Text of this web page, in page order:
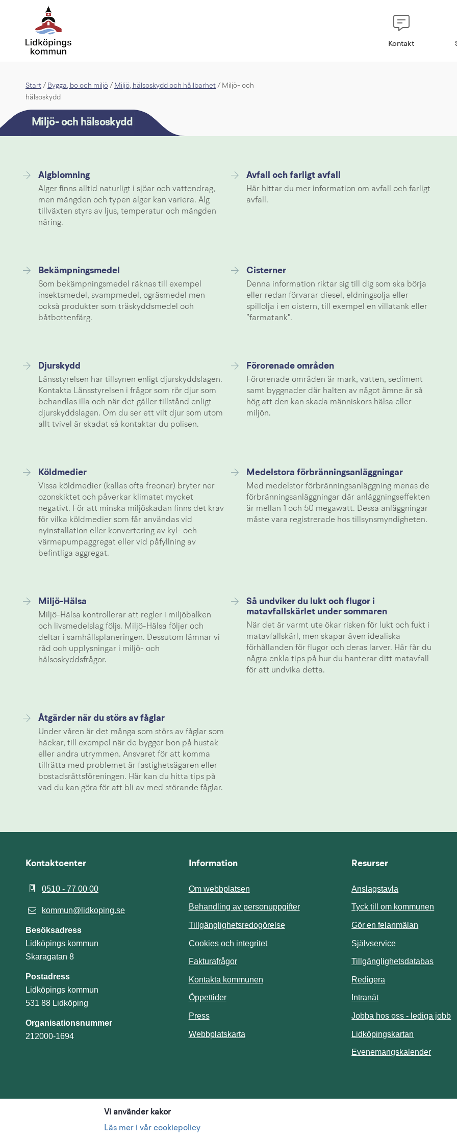
Vi använder kakor
Läs mer i vår cookiepolicy
Kontakt
Start / Bygga, bo och miljö / Miljö, hälsoskydd och hållbarhet / Miljö- och
hälsoskydd
Miljö- och hälsoskydd
Algblomning
Alger finns alltid naturligt i sjöar och vattendrag,
men mängden och typen alger kan variera. Alg
tillväxten styrs av ljus, temperatur och mängden
näring.
Avfall och farligt avfall
Här hittar du mer information om avfall och farligt
avfall.
Bekämpningsmedel
Som bekämpningsmedel räknas till exempel
insektsmedel, svampmedel, ogräsmedel men
också produkter som träskyddsmedel och
båtbottenfärg.
Cisterner
Denna information riktar sig till dig som ska börja
eller redan förvarar diesel, eldningsolja eller
spillolja i en cistern, till exempel en villatank eller
”farmatank".
Djurskydd
Länsstyrelsen har tillsynen enligt djurskyddslagen.
Kontakta Länsstyrelsen i frågor som rör djur som
behandlas illa och när det gäller tillstånd enligt
djurskyddslagen. Om du ser ett vilt djur som utom
allt tvivel är skadat så kontaktar du polisen.
Förorenade områden
Förorenade områden är mark, vatten, sediment
samt byggnader där halten av något ämne är så
hög att den kan skada människors hälsa eller
miljön.
Köldmedier
Vissa köldmedier (kallas ofta freoner) bryter ner
ozonskiktet och påverkar klimatet mycket
negativt. För att minska miljöskadan finns det krav
för vilka köldmedier som får användas vid
nyinstallation eller konvertering av kyl- och
värmepumpaggregat eller vid påfyllning av
befintliga aggregat.
Medelstora förbränningsanläggningar
Med medelstor förbränningsanläggning menas de
förbränningsanläggningar där anläggningseffekten
är mellan 1 och 50 megawatt. Dessa anläggningar
måste vara registrerade hos tillsynsmyndigheten.
Miljö-Hälsa
Miljö-Hälsa kontrollerar att regler i miljöbalken
och livsmedelslag följs. Miljö-Hälsa följer och
deltar i samhällsplaneringen. Dessutom lämnar vi
råd och upplysningar i miljö- och
hälsoskyddsfrågor.
Så undviker du lukt och flugor i
matavfallskärlet under sommaren
När det är varmt ute ökar risken för lukt och fukt i
matavfallskärl, men skapar även idealiska
förhållanden för flugor och deras larver. Här får du
några enkla tips på hur du hanterar ditt matavfall
för att undvika detta.
Åtgärder när du störs av fåglar
Under våren är det många som störs av fåglar som
häckar, till exempel när de bygger bon på hustak
eller andra utrymmen. Ansvaret för att komma
tillrätta med problemet är fastighetsägaren eller
bostadsrättsföreningen. Här kan du hitta tips på
vad du kan göra för att bli av med störande fåglar.
Kontaktcenter
0510 - 77 00 00
kommun@lidkoping.se
Besöksadress
Lidköpings kommun
Skaragatan 8
Postadress
Lidköpings kommun
531 88 Lidköping
Organisationsnummer
212000-1694
Information
Om webbplatsen
Behandling av personuppgifter
Tillgänglighetsredogörelse
Cookies och integritet
Fakturafrågor
Kontakta kommunen
Öppettider
Press
Webbplatskarta
Resurser
Anslagstavla
Tyck till om kommunen Länk
Gör en felanmälan
SjälvserviceLänk till annan
TillgänglighetsdatabasLänk
Redigera
IntranätLänk till annan
Jobba hos oss - lediga jobb
Lidköpingskartan
EvenemangskalenderLänk